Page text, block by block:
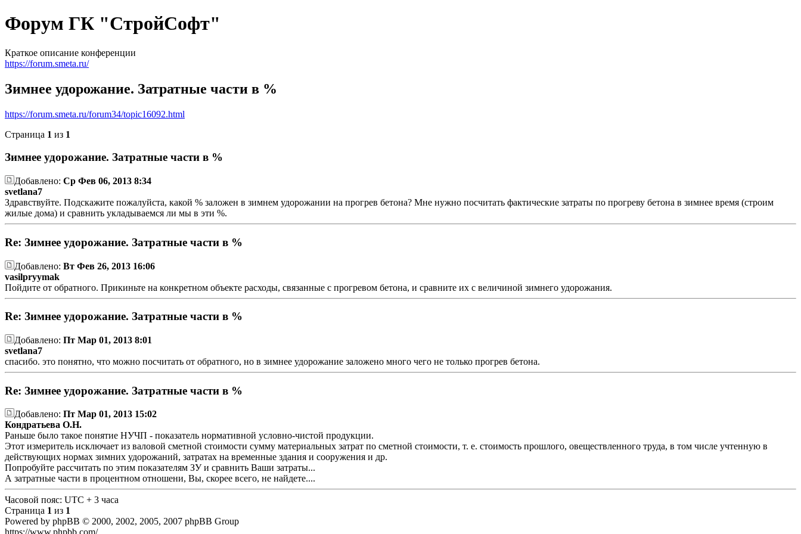
Форум ГК "СтройСофт"
Краткое описание конференции
https://forum.smeta.ru/
Зимнее удорожание. Затратные части в %
https://forum.smeta.ru/forum34/topic16092.html
Страница 1 из 1
Зимнее удорожание. Затратные части в %
Добавлено: Ср Фев 06, 2013 8:34
svetlana7
Здравствуйте. Подскажите пожалуйста, какой % заложен в зимнем удорожании на прогрев бетона? Мне нужно посчитать фактические затраты по прогреву бетона в зимнее время (строим
жилые дома) и сравнить укладываемся ли мы в эти %.
Re: Зимнее удорожание. Затратные части в %
Добавлено: Вт Фев 26, 2013 16:06
vasilpryymak
Пойдите от обратного. Прикиньте на конкретном объекте расходы, связанные с прогревом бетона, и сравните их с величиной зимнего удорожания.
Re: Зимнее удорожание. Затратные части в %
Добавлено: Пт Мар 01, 2013 8:01
svetlana7
спасибо. это понятно, что можно посчитать от обратного, но в зимнее удорожание заложено много чего не только прогрев бетона.
Re: Зимнее удорожание. Затратные части в %
Добавлено: Пт Мар 01, 2013 15:02
Кондратьева О.Н.
Раньше было такое понятие НУЧП - показатель нормативной условно-чистой продукции.
Этот измеритель исключает из валовой сметной стоимости сумму материальных затрат по сметной стоимости, т. е. стоимость прошлого, овеществленного труда, в том числе учтенную в
действующих нормах зимних удорожаний, затратах на временные здания и сооружения и др.
Попробуйте рассчитать по этим показателям ЗУ и сравнить Ваши затраты...
А затратные части в процентном отношени, Вы, скорее всего, не найдете....
Часовой пояс: UTC + 3 часа
Страница 1 из 1
Powered by phpBB © 2000, 2002, 2005, 2007 phpBB Group